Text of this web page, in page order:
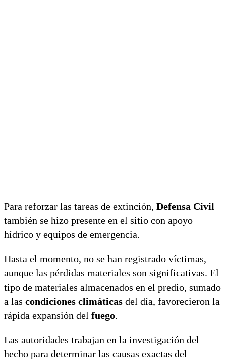
Para reforzar las tareas de extinción, Defensa Civil
también se hizo presente en el sitio con apoyo
hídrico y equipos de emergencia.
Hasta el momento, no se han registrado víctimas,
aunque las pérdidas materiales son significativas. El
tipo de materiales almacenados en el predio, sumado
a las condiciones climáticas del día, favorecieron la
rápida expansión del fuego.
Las autoridades trabajan en la investigación del
hecho para determinar las causas exactas del